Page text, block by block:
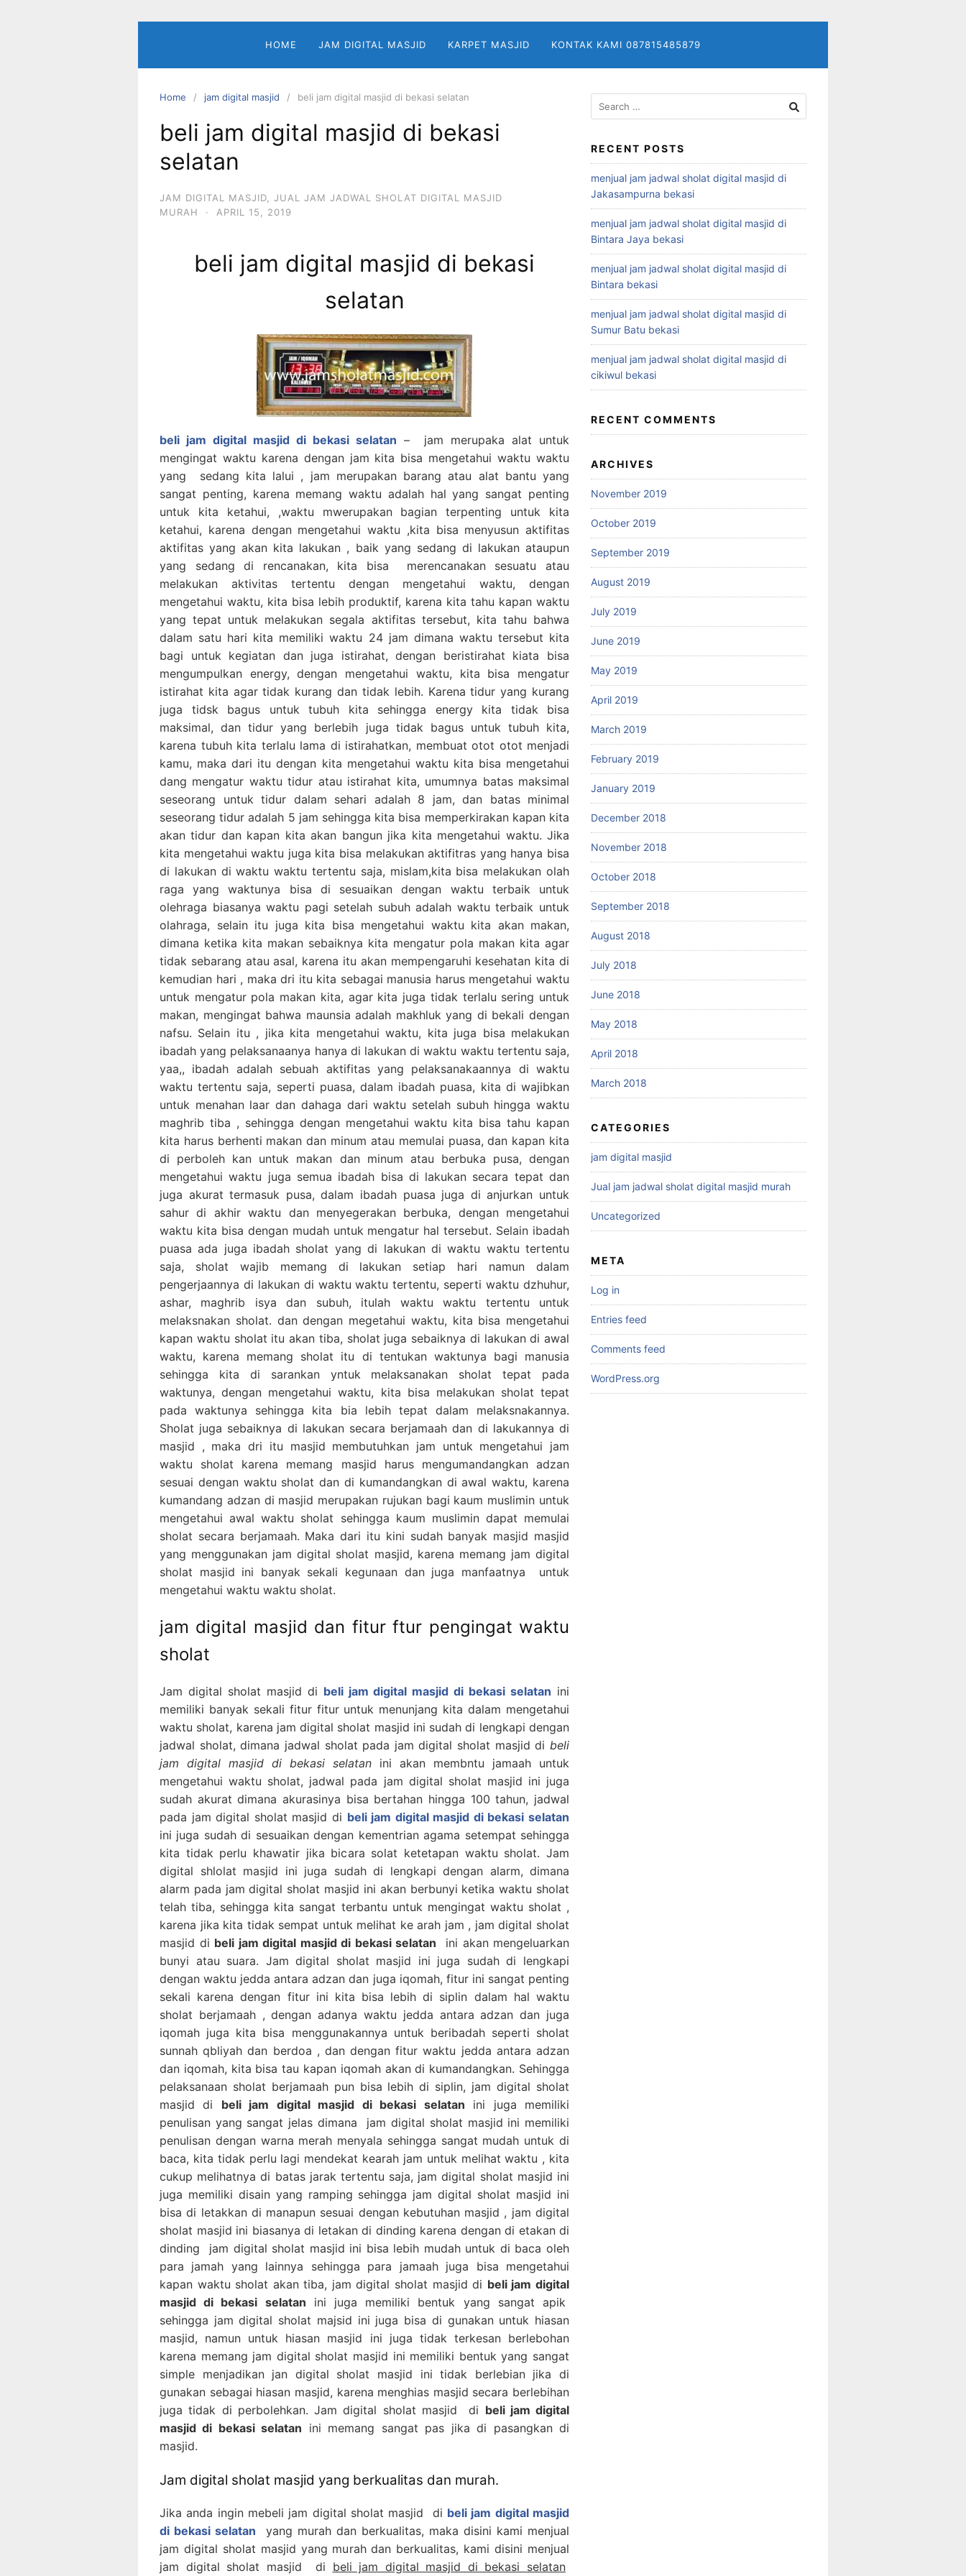
HOME JAM DIGITAL MASJID KARPET MASJID KONTAK KAMI 087815485879
Home jam digital masjid beli jam digital masjid di bekasi selatan
beli jam digital masjid di bekasi
selatan
JAM DIGITAL MASJID
JUAL JAM JADWAL SHOLAT DIGITAL MASJID
MURAH
· APRIL 15, 2019
beli jam digital masjid di bekasi
selatan
beli jam digital masjid di bekasi selatan – jam merupaka alat untuk
mengingat waktu karena dengan jam kita bisa mengetahui waktu waktu
yang sedang kita lalui , jam merupakan barang atau alat bantu yang
sangat penting, karena memang waktu adalah hal yang sangat penting
untuk kita ketahui, ,waktu mwerupakan bagian terpenting untuk kita
ketahui, karena dengan mengetahui waktu ,kita bisa menyusun aktifitas
aktifitas yang akan kita lakukan , baik yang sedang di lakukan ataupun
yang sedang di rencanakan, kita bisa merencanakan sesuatu atau
melakukan aktivitas tertentu dengan mengetahui waktu, dengan
mengetahui waktu, kita bisa lebih produktif, karena kita tahu kapan waktu
yang tepat untuk melakukan segala aktifitas tersebut, kita tahu bahwa
dalam satu hari kita memiliki waktu 24 jam dimana waktu tersebut kita
bagi untuk kegiatan dan juga istirahat, dengan beristirahat kiata bisa
mengumpulkan energy, dengan mengetahui waktu, kita bisa mengatur
istirahat kita agar tidak kurang dan tidak lebih. Karena tidur yang kurang
juga tidsk bagus untuk tubuh kita sehingga energy kita tidak bisa
maksimal, dan tidur yang berlebih juga tidak bagus untuk tubuh kita,
karena tubuh kita terlalu lama di istirahatkan, membuat otot otot menjadi
kamu, maka dari itu dengan kita mengetahui waktu kita bisa mengetahui
dang mengatur waktu tidur atau istirahat kita, umumnya batas maksimal
seseorang untuk tidur dalam sehari adalah 8 jam, dan batas minimal
seseorang tidur adalah 5 jam sehingga kita bisa memperkirakan kapan kita
akan tidur dan kapan kita akan bangun jika kita mengetahui waktu. Jika
kita mengetahui waktu juga kita bisa melakukan aktifitras yang hanya bisa
di lakukan di waktu waktu tertentu saja, mislam,kita bisa melakukan olah
raga yang waktunya bisa di sesuaikan dengan waktu terbaik untuk
olehraga biasanya waktu pagi setelah subuh adalah waktu terbaik untuk
olahraga, selain itu juga kita bisa mengetahui waktu kita akan makan,
dimana ketika kita makan sebaiknya kita mengatur pola makan kita agar
tidak sebarang atau asal, karena itu akan mempengaruhi kesehatan kita di
kemudian hari , maka dri itu kita sebagai manusia harus mengetahui waktu
untuk mengatur pola makan kita, agar kita juga tidak terlalu sering untuk
makan, mengingat bahwa maunsia adalah makhluk yang di bekali dengan
nafsu. Selain itu , jika kita mengetahui waktu, kita juga bisa melakukan
ibadah yang pelaksanaanya hanya di lakukan di waktu waktu tertentu saja,
yaa,, ibadah adalah sebuah aktifitas yang pelaksanakaannya di waktu
waktu tertentu saja, seperti puasa, dalam ibadah puasa, kita di wajibkan
untuk menahan laar dan dahaga dari waktu setelah subuh hingga waktu
maghrib tiba , sehingga dengan mengetahui waktu kita bisa tahu kapan
kita harus berhenti makan dan minum atau memulai puasa, dan kapan kita
di perboleh kan untuk makan dan minum atau berbuka pusa, dengan
mengetahui waktu juga semua ibadah bisa di lakukan secara tepat dan
juga akurat termasuk pusa, dalam ibadah puasa juga di anjurkan untuk
sahur di akhir waktu dan menyegerakan berbuka, dengan mengetahui
waktu kita bisa dengan mudah untuk mengatur hal tersebut. Selain ibadah
puasa ada juga ibadah sholat yang di lakukan di waktu waktu tertentu
saja, sholat wajib memang di lakukan setiap hari namun dalam
pengerjaannya di lakukan di waktu waktu tertentu, seperti waktu dzhuhur,
ashar, maghrib isya dan subuh, itulah waktu waktu tertentu untuk
melaksnakan sholat. dan dengan megetahui waktu, kita bisa mengetahui
kapan waktu sholat itu akan tiba, sholat juga sebaiknya di lakukan di awal
waktu, karena memang sholat itu di tentukan waktunya bagi manusia
sehingga kita di sarankan yntuk melaksanakan sholat tepat pada
waktunya, dengan mengetahui waktu, kita bisa melakukan sholat tepat
pada waktunya sehingga kita bia lebih tepat dalam melaksnakannya.
Sholat juga sebaiknya di lakukan secara berjamaah dan di lakukannya di
masjid , maka dri itu masjid membutuhkan jam untuk mengetahui jam
waktu sholat karena memang masjid harus mengumandangkan adzan
sesuai dengan waktu sholat dan di kumandangkan di awal waktu, karena
kumandang adzan di masjid merupakan rujukan bagi kaum muslimin untuk
mengetahui awal waktu sholat sehingga kaum muslimin dapat memulai
sholat secara berjamaah. Maka dari itu kini sudah banyak masjid masjid
yang menggunakan jam digital sholat masjid, karena memang jam digital
sholat masjid ini banyak sekali kegunaan dan juga manfaatnya untuk
mengetahui waktu waktu sholat.
jam digital masjid dan fitur ftur pengingat waktu
sholat
Jam digital sholat masjid di beli jam digital masjid di bekasi selatan ini
memiliki banyak sekali fitur fitur untuk menunjang kita dalam mengetahui
waktu sholat, karena jam digital sholat masjid ini sudah di lengkapi dengan
jadwal sholat, dimana jadwal sholat pada jam digital sholat masjid di beli
jam digital masjid di bekasi selatan ini akan membntu jamaah untuk
mengetahui waktu sholat, jadwal pada jam digital sholat masjid ini juga
sudah akurat dimana akurasinya bisa bertahan hingga 100 tahun, jadwal
pada jam digital sholat masjid di beli jam digital masjid di bekasi selatan
ini juga sudah di sesuaikan dengan kementrian agama setempat sehingga
kita tidak perlu khawatir jika bicara solat ketetapan waktu sholat. Jam
digital shlolat masjid ini juga sudah di lengkapi dengan alarm, dimana
alarm pada jam digital sholat masjid ini akan berbunyi ketika waktu sholat
telah tiba, sehingga kita sangat terbantu untuk mengingat waktu sholat ,
karena jika kita tidak sempat untuk melihat ke arah jam , jam digital sholat
masjid di beli jam digital masjid di bekasi selatan ini akan mengeluarkan
bunyi atau suara. Jam digital sholat masjid ini juga sudah di lengkapi
dengan waktu jedda antara adzan dan juga iqomah, fitur ini sangat penting
sekali karena dengan fitur ini kita bisa lebih di siplin dalam hal waktu
sholat berjamaah , dengan adanya waktu jedda antara adzan dan juga
iqomah juga kita bisa menggunakannya untuk beribadah seperti sholat
sunnah qbliyah dan berdoa , dan dengan fitur waktu jedda antara adzan
dan iqomah, kita bisa tau kapan iqomah akan di kumandangkan. Sehingga
pelaksanaan sholat berjamaah pun bisa lebih di siplin, jam digital sholat
masjid di beli jam digital masjid di bekasi selatan ini juga memiliki
penulisan yang sangat jelas dimana jam digital sholat masjid ini memiliki
penulisan dengan warna merah menyala sehingga sangat mudah untuk di
baca, kita tidak perlu lagi mendekat kearah jam untuk melihat waktu , kita
cukup melihatnya di batas jarak tertentu saja, jam digital sholat masjid ini
juga memiliki disain yang ramping sehingga jam digital sholat masjid ini
bisa di letakkan di manapun sesuai dengan kebutuhan masjid , jam digital
sholat masjid ini biasanya di letakan di dinding karena dengan di etakan di
dinding jam digital sholat masjid ini bisa lebih mudah untuk di baca oleh
para jamah yang lainnya sehingga para jamaah juga bisa mengetahui
kapan waktu sholat akan tiba, jam digital sholat masjid di beli jam digital
masjid di bekasi selatan ini juga memiliki bentuk yang sangat apik
sehingga jam digital sholat majsid ini juga bisa di gunakan untuk hiasan
masjid, namun untuk hiasan masjid ini juga tidak terkesan berlebohan
karena memang jam digital sholat masjid ini memiliki bentuk yang sangat
simple menjadikan jan digital sholat masjid ini tidak berlebian jika di
gunakan sebagai hiasan masjid, karena menghias masjid secara berlebihan
juga tidak di perbolehkan. Jam digital sholat masjid di beli jam digital
masjid di bekasi selatan ini memang sangat pas jika di pasangkan di
masjid.
Jam digital sholat masjid yang berkualitas dan murah.
Jika anda ingin mebeli jam digital sholat masjid di beli jam digital masjid
di bekasi selatan yang murah dan berkualitas, maka disini kami menjual
jam digital sholat masjid yang murah dan berkualitas, kami disini menjual
jam digital sholat masjid di beli jam digital masjid di bekasi selatan
Search
for:
RECENT POSTS
menjual jam jadwal sholat digital masjid di
Jakasampurna bekasi
menjual jam jadwal sholat digital masjid di
Bintara Jaya bekasi
menjual jam jadwal sholat digital masjid di
Bintara bekasi
menjual jam jadwal sholat digital masjid di
Sumur Batu bekasi
menjual jam jadwal sholat digital masjid di
cikiwul bekasi
RECENT COMMENTS
ARCHIVES
November 2019
October 2019
September 2019
August 2019
July 2019
June 2019
May 2019
April 2019
March 2019
February 2019
January 2019
December 2018
November 2018
October 2018
September 2018
August 2018
July 2018
June 2018
May 2018
April 2018
March 2018
CATEGORIES
jam digital masjid
Jual jam jadwal sholat digital masjid murah
Uncategorized
META
Log in
Entries feed
Comments feed
WordPress.org